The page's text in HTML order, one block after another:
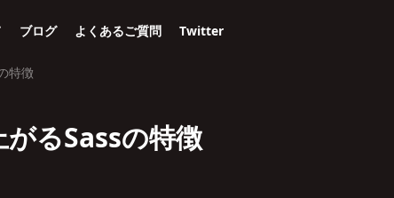
ブログ よくあるご質問 Twitter
特徴
るSassの特徴